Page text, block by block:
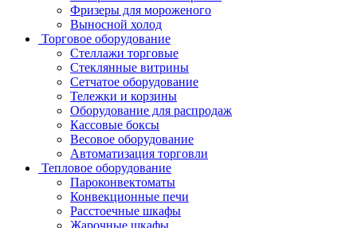
Фризеры для мороженого
Выносной холод
Торговое оборудование
Стеллажи торговые
Стеклянные витрины
Сетчатое оборудование
Тележки и корзины
Оборудование для распродаж
Кассовые боксы
Весовое оборудование
Автоматизация торговли
Тепловое оборудование
Пароконвектоматы
Конвекционные печи
Расстоечные шкафы
Жарочные шкафы